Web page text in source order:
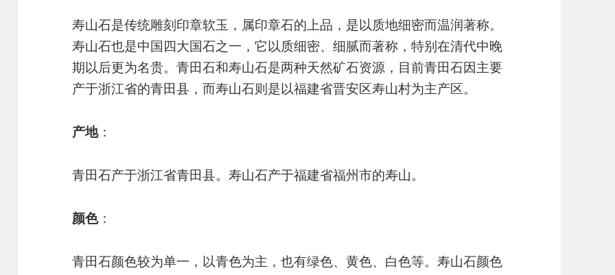
寿山石是传统雕刻印章软玉，属印章石的上品，是以质地细密而温润著称。
寿山石也是中国四大国石之一，它以质细密、细腻而著称，特别在清代中晚
期以后更为名贵。青田石和寿山石是两种天然矿石资源，目前青田石因主要
产于浙江省的青田县，而寿山石则是以福建省晋安区寿山村为主产区。
产地：
青田石产于浙江省青田县。寿山石产于福建省福州市的寿山。
颜色：
青田石颜色较为单一，以青色为主，也有绿色、黄色、白色等。寿山石颜色